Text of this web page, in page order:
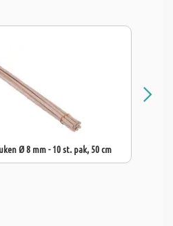
Ø 8 mm - 10 st. pak, 50 cm